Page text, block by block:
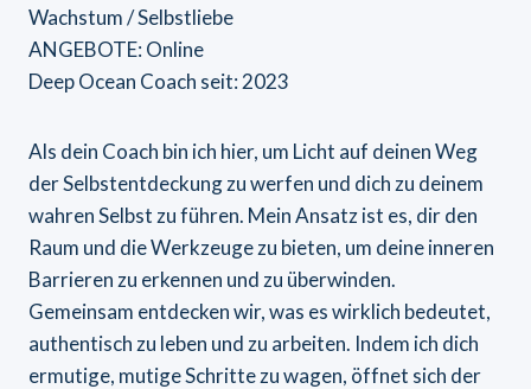
Wachstum / Selbstliebe
ANGEBOTE: Online
Deep Ocean Coach seit: 2023
Als dein Coach bin ich hier, um Licht auf deinen Weg
der Selbstentdeckung zu werfen und dich zu deinem
wahren Selbst zu führen. Mein Ansatz ist es, dir den
Raum und die Werkzeuge zu bieten, um deine inneren
Barrieren zu erkennen und zu überwinden.
Gemeinsam entdecken wir, was es wirklich bedeutet,
authentisch zu leben und zu arbeiten. Indem ich dich
ermutige, mutige Schritte zu wagen, öffnet sich der